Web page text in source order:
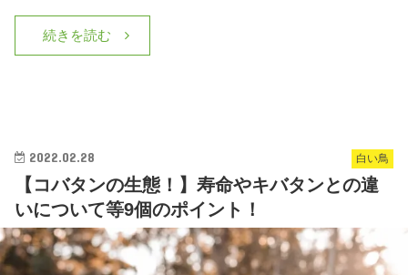
続きを読む
2022.02.28 白い鳥
【コバタンの生態！】寿命やキバタンとの違
いについて等9個のポイント！